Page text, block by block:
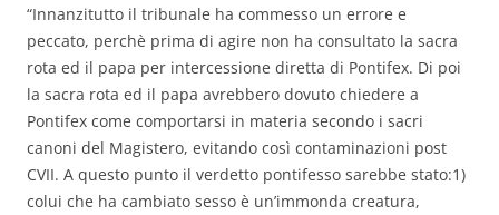
“Innanzitutto il tribunale ha commesso un errore e
peccato, perchè prima di agire non ha consultato la sacra
rota ed il papa per intercessione diretta di Pontifex. Di poi
la sacra rota ed il papa avrebbero dovuto chiedere a
Pontifex come comportarsi in materia secondo i sacri
canoni del Magistero, evitando così contaminazioni post
CVII. A questo punto il verdetto pontifesso sarebbe stato:1)
colui che ha cambiato sesso è un’immonda creatura,